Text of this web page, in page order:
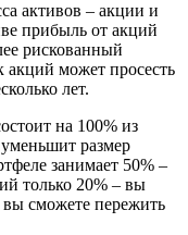
активов – акции и
прибыль от акций
рискованный
может просесть
лет.
на 100% из
размер
занимает 50% –
только 20% – вы
вы сможете пережить